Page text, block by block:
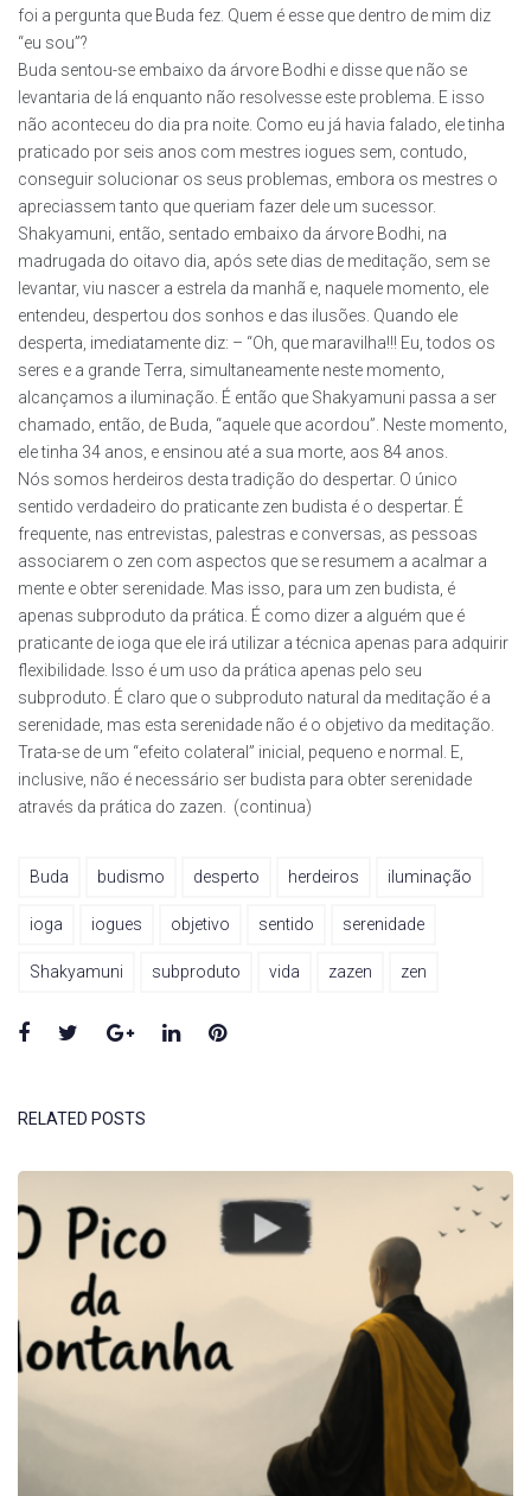
foi a pergunta que Buda fez. Quem é esse que dentro de mim diz
“eu sou”?
Buda sentou-se embaixo da árvore Bodhi e disse que não se
levantaria de lá enquanto não resolvesse este problema. E isso
não aconteceu do dia pra noite. Como eu já havia falado, ele tinha
praticado por seis anos com mestres iogues sem, contudo,
conseguir solucionar os seus problemas, embora os mestres o
apreciassem tanto que queriam fazer dele um sucessor.
Shakyamuni, então, sentado embaixo da árvore Bodhi, na
madrugada do oitavo dia, após sete dias de meditação, sem se
levantar, viu nascer a estrela da manhã e, naquele momento, ele
entendeu, despertou dos sonhos e das ilusões. Quando ele
desperta, imediatamente diz: – “Oh, que maravilha!!! Eu, todos os
seres e a grande Terra, simultaneamente neste momento,
alcançamos a iluminação. É então que Shakyamuni passa a ser
chamado, então, de Buda, “aquele que acordou”. Neste momento,
ele tinha 34 anos, e ensinou até a sua morte, aos 84 anos.
Nós somos herdeiros desta tradição do despertar. O único
sentido verdadeiro do praticante zen budista é o despertar. É
frequente, nas entrevistas, palestras e conversas, as pessoas
associarem o zen com aspectos que se resumem a acalmar a
mente e obter serenidade. Mas isso, para um zen budista, é
apenas subproduto da prática. É como dizer a alguém que é
praticante de ioga que ele irá utilizar a técnica apenas para adquirir
flexibilidade. Isso é um uso da prática apenas pelo seu
subproduto. É claro que o subproduto natural da meditação é a
serenidade, mas esta serenidade não é o objetivo da meditação.
Trata-se de um “efeito colateral” inicial, pequeno e normal. E,
inclusive, não é necessário ser budista para obter serenidade
através da prática do zazen. (continua)
Buda budismo desperto herdeiros iluminação
ioga iogues objetivo sentido serenidade
Shakyamuni subproduto vida zazen zen
Facebook
TwitterGoogle+LinkedInPinterest
RELATED POSTS